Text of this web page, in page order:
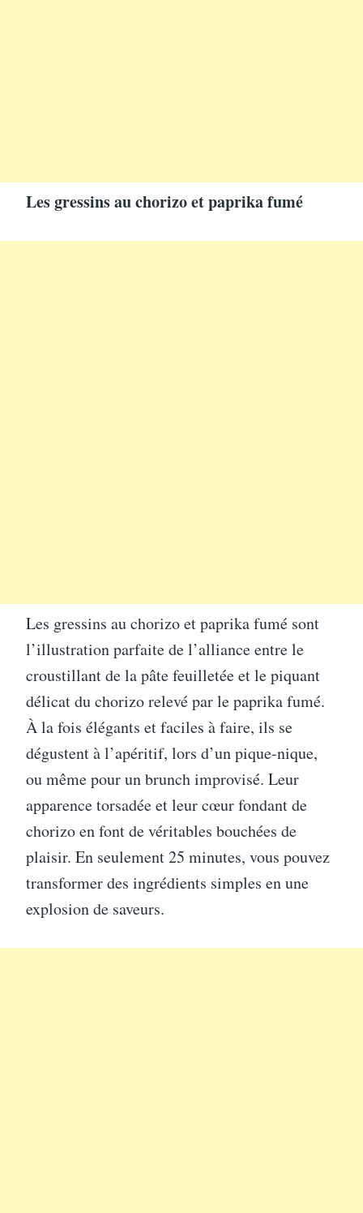
Les gressins au chorizo et paprika fumé
Les gressins au chorizo et paprika fumé sont
l’illustration parfaite de l’alliance entre le
croustillant de la pâte feuilletée et le piquant
délicat du chorizo relevé par le paprika fumé.
À la fois élégants et faciles à faire, ils se
dégustent à l’apéritif, lors d’un pique-nique,
ou même pour un brunch improvisé. Leur
apparence torsadée et leur cœur fondant de
chorizo en font de véritables bouchées de
plaisir. En seulement 25 minutes, vous pouvez
transformer des ingrédients simples en une
explosion de saveurs.